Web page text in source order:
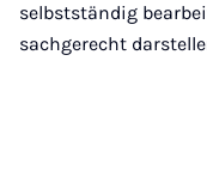
selbstständig
sachgerecht